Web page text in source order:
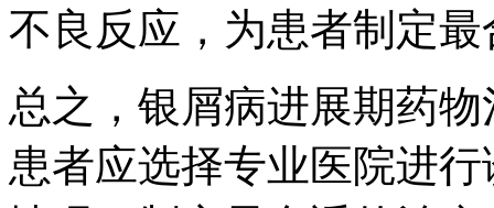
不良反应，为患者制定
总之，银屑病进展期药
患者应选择专业医院进